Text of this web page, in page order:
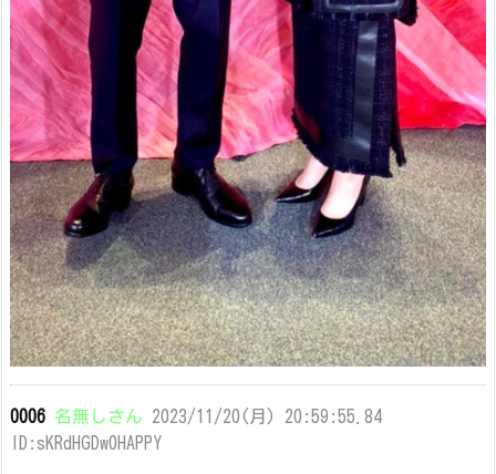
0006 名無しさん 2023/11/20(月) 20:59:55.84
ID:sKRdHGDw0HAPPY